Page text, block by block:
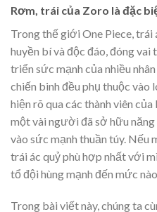
Rơm, trái của Zoro là đặc
Trong thế giới One Piece, trái
huyền bí và độc đáo, đóng
triển sức mạnh của nhiều
chiến binh đều phụ thuộc vào
hiện rõ qua các thành viên
một vài người đã sở hữu
vào sức mạnh thuần túy.
trái ác quỷ phù hợp nhất với
tổ đội hùng mạnh đến mức
Trong bài viết này, chúng ta